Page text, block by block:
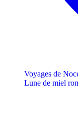
Voyages de
Lune de miel